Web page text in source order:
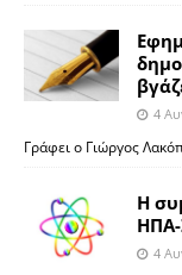
4
Γράφει ο Γιώργος
Η
ΗΠΑ-
4